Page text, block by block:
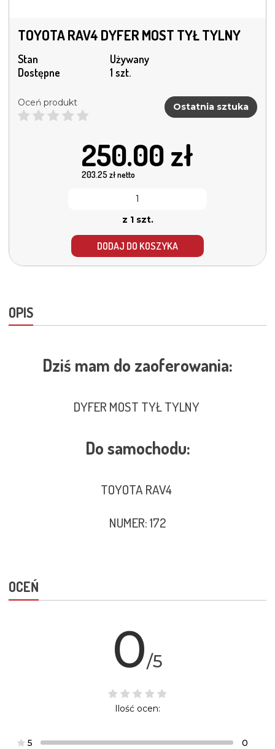
TOYOTA RAV4 DYFER MOST TYŁ TYLNY
Stan
Używany
Dostępne
1 szt.
Oceń produkt Ostatnia sztuka
250.00 zł
203.25zł netto
z 1 szt.
DODAJ DO KOSZYKA
OPIS
Dziś mam do zaoferowania:
DYFER MOST TYŁ TYLNY
Do samochodu:
TOYOTA RAV4
NUMER: 172
OCEŃ
0/5
Ilość ocen:
5 0